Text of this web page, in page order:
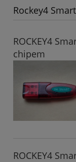
Rockey4 Smart
ROCKEY4
chipem
ROCKEY4